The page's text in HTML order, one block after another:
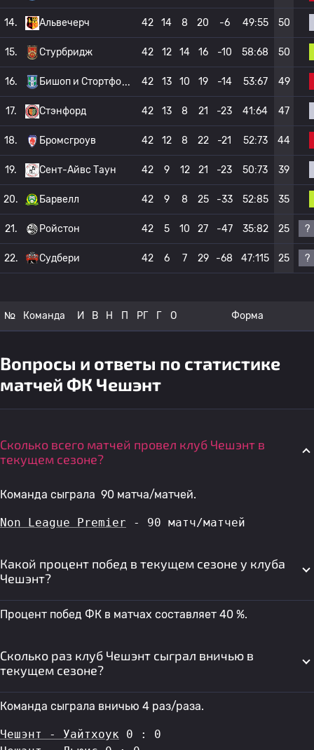
14. Альвечерч 42 14 8 20 -6 49:55 50
15. Стурбридж 42 12 14 16 -10 58:68 50
16. Бишоп и Стортфо 42 13 10 19 -14 53:67 49
17. Стэнфорд 42 13 8 21 -23 41:64 47
18. Бромсгроув 42 12 8 22 -21 52:73 44
19. Сент-Айвс Таун 42 9 12 21 -23 50:73 39
20. Барвелл 42 9 8 25 -33 52:85 35
21. Ройстон 42 5 10 27 -47 35:82 25 ?
22. Судбери 42 6 7 29 -68 47:115 25 ?
№ Команда И В Н П РГ Г О Форма
Вопросы и ответы по статистике
матчей ФК Чешэнт
Сколько всего матчей провел клуб Чешэнт в
текущем сезоне?
Команда сыграла 90 матча/матчей.
Non League Premier - 90 матч/матчей
Какой процент побед в текущем сезоне у клуба
Чешэнт?
Процент побед ФК в матчах составляет 40 %.
Сколько раз клуб Чешэнт сыграл вничью в
текущем сезоне?
Команда сыграла вничью 4 раз/раза.
Чешэнт - Уайтхоук 0 : 0